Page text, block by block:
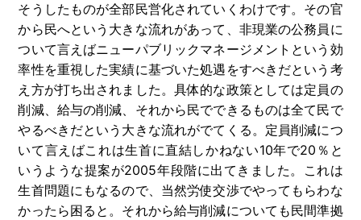
そうしたものが全部民営化されていくわけです。その官
から民へという大きな流れがあって、非現業の公務員に
ついて言えばニューパブリックマネージメントという効
率性を重視した実績に基づいた処遇をすべきだという考
え方が打ち出されました。具体的な政策としては定員の
削減、給与の削減、それから民でできるものは全て民で
やるべきだという大きな流れがでてくる。定員削減につ
いて言えばこれは生首に直結しかねない10年で20 ％と
いうような提案が2005年段階に出てきました。これは
生首問題にもなるので、当然労使交渉でやってもらわな
かったら困ると。それから給与削減についても民間準拠